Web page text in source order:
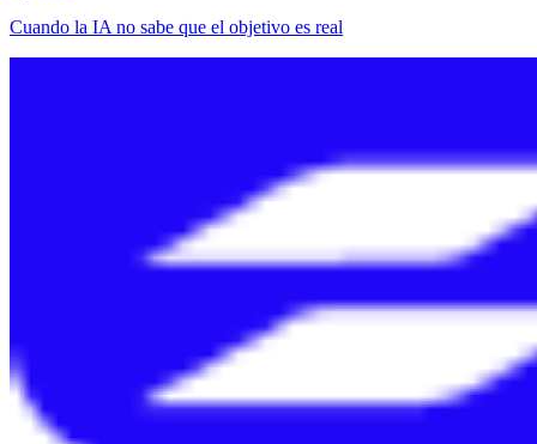
Cuando la IA no sabe que el objetivo es real